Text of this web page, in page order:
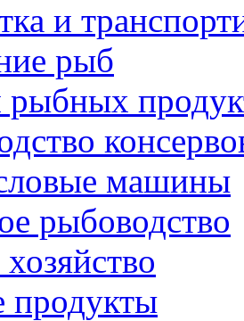
и
рыб
машины
рыбоводство